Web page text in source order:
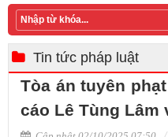
Tin tức pháp luật
Tòa án tuyên
cáo Lê Tùng Lâm